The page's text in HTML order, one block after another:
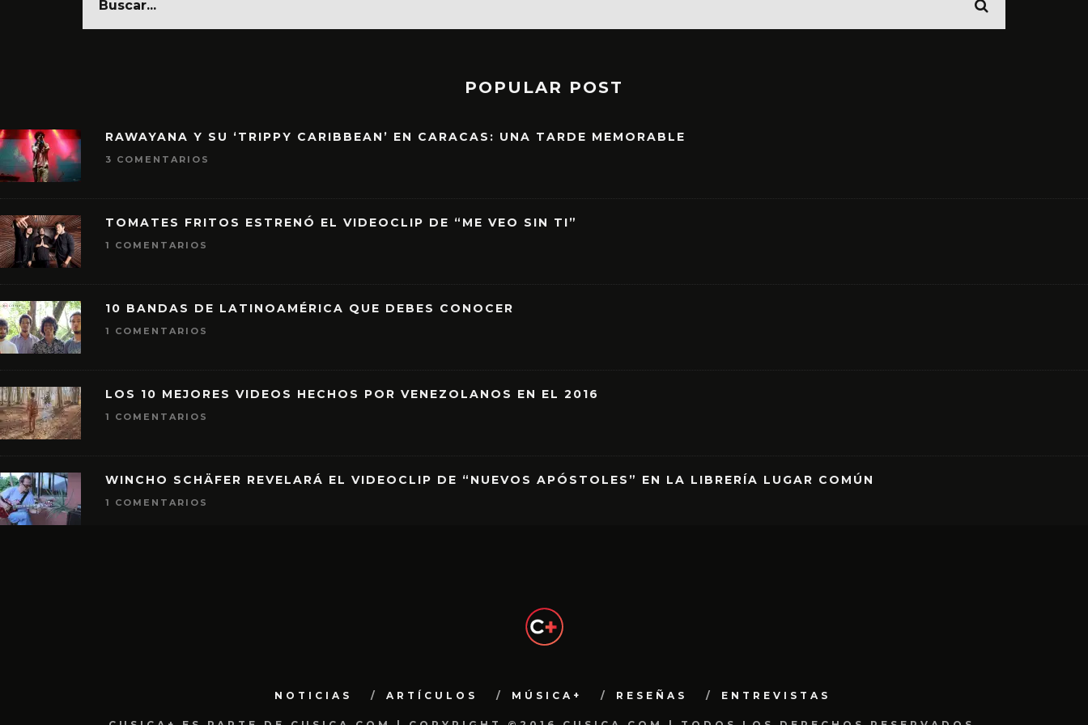
POPULAR POST
RAWAYANA Y SU ‘TRIPPY CARIBBEAN’ EN CARACAS: UNA TARDE MEMORABLE
3 COMENTARIOS
TOMATES FRITOS ESTRENÓ EL VIDEOCLIP DE “ME VEO SIN TI”
1 COMENTARIOS
10 BANDAS DE LATINOAMÉRICA QUE DEBES CONOCER
1 COMENTARIOS
LOS 10 MEJORES VIDEOS HECHOS POR VENEZOLANOS EN EL 2016
1 COMENTARIOS
WINCHO SCHÄFER REVELARÁ EL VIDEOCLIP DE “NUEVOS APÓSTOLES” EN LA LIBRERÍA LUGAR COMÚN
1 COMENTARIOS
NOTICIAS ARTÍCULOS MÚSICA+ RESEÑAS ENTREVISTAS